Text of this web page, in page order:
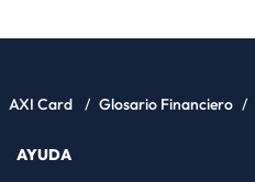
AXI Card / Glosario Financiero /
AYUDA